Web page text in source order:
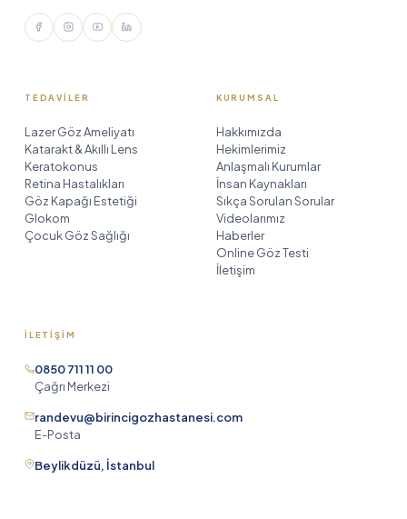
TEDAVILER
Lazer Göz Ameliyatı
Katarakt & Akıllı Lens
Keratokonus
Retina Hastalıkları
Göz Kapağı Estetiği
Glokom
Çocuk Göz Sağlığı
KURUMSAL
Hakkımızda
Hekimlerimiz
Anlaşmalı Kurumlar
İnsan Kaynakları
Sıkça Sorulan Sorular
Videolarımız
Haberler
Online Göz Testi
İletişim
İLETIŞIM
0850 711 11 00
Çağrı Merkezi
randevu@birincigozhastanesi.com
E-Posta
Beylikdüzü, İstanbulasistanıyım. Size yardımcı olabilmem